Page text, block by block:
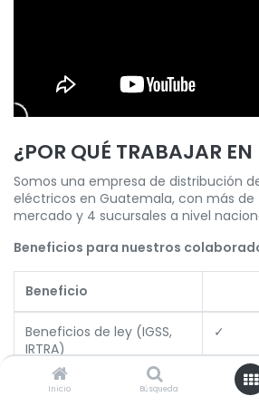
Inicio Búsqueda
¿POR QUÉ TRABAJAR
Somos una empresa de distribución
eléctricos en Guatemala, con más de
mercado y 4 sucursales a nivel
Beneficios para nuestros
Beneficio
Beneficios de ley (IGSS,
IRTRA)
✓
Descuentos para